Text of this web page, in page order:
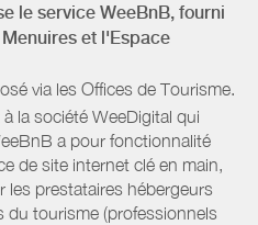
le service WeeBnB, fourni
et l'Espace
via les Offices de Tourisme.
la société WeeDigital qui
a pour fonctionnalité
de site internet clé en main,
les prestataires hébergeurs
tourisme (professionnels